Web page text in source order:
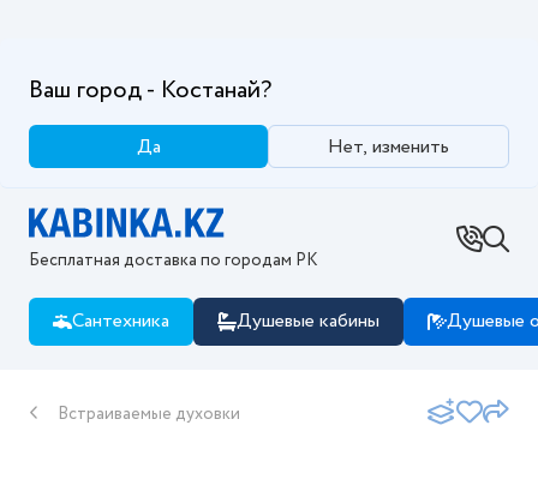
Ваш город - Костанай?
Да Нет, изменить
Бесплатная доставка по городам РК
Сантехника Душевые кабины Душевые
Встраиваемые духовки